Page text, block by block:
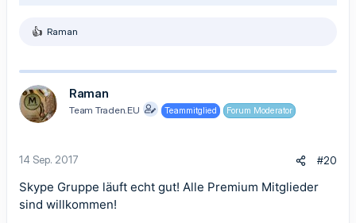
R
k
t
i
o
n
Raman
Raman
Team Traden.EU Teammitglied Forum Moderator
14 Sep. 2017 #20
Skype Gruppe läuft echt gut! Alle Premium Mitglieder
sind willkommen!